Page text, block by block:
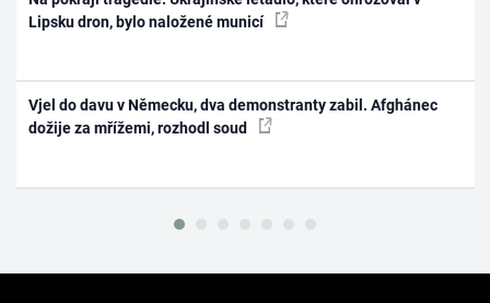
Lipsku dron, bylo naložené municí
Vjel do davu v Německu, dva demonstranty zabil. Afghánec
dožije za mřížemi, rozhodl soud